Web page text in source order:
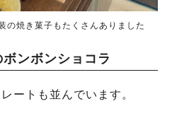
の焼き菓子もたくさんありました
ンボンショコラ
ートも並んでいます。